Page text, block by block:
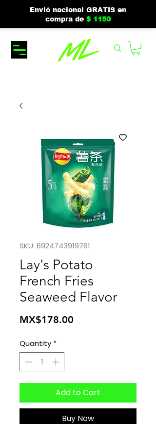
Envió nacional GRATIS en
compra de $ 1150
SKU: 6924743919761
Lay's Potato
French Fries
Seaweed Flavor
MX$178.00
Quantity *
Add to Cart
Buy Now